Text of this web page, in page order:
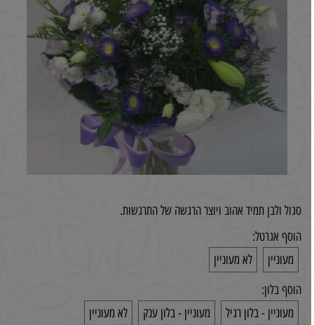
סגול ולבן תמיד אהוב ויוצר הרגשה של התרגשות.
הוסף אגרטל:
מעוניין
לא מעוניין
הוסף בלון:
מעוניין - בלון רגיל
מעוניין - בלון ענק
לא מעוניין